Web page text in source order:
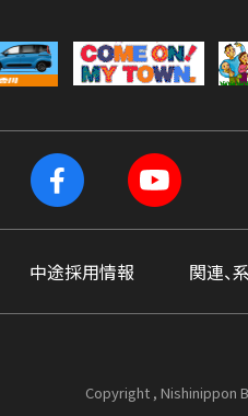
中途採用情報 関連、
Copyright , Nishinippon